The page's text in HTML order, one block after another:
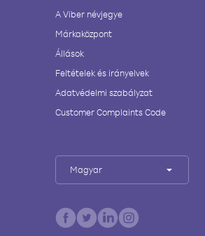
A Viber névjegye
Márkaközpont
Állások
Feltételek és irányelvek
Adatvédelmi szabályzat
Customer Complaints Code
Magyar